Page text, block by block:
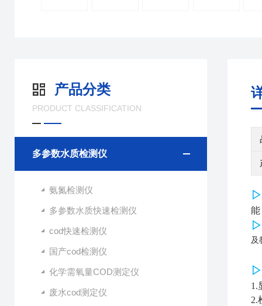
产品分类
PRODUCT CLASSIFICATION
多参数水质检测仪
氨氮检测仪
多参数水质快速检测仪
cod快速检测仪
国产cod检测仪
化学需氧量COD测定仪
废水cod测定仪
▷
能
▷
及
▷
1.
2.